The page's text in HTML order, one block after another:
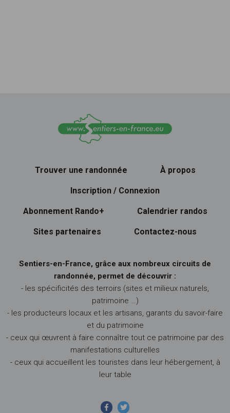
Trouver une randonnée À propos
Inscription / Connexion
Abonnement Rando+ Calendrier randos
Sites partenaires Contactez-nous
Sentiers-en-France, grâce aux nombreux circuits de
randonnée, permet de découvrir :
- les spécificités des terroirs (sites et milieux naturels,
patrimoine …)
- les producteurs locaux et les artisans, garants du savoir-faire
et du patrimoine
- ceux qui œuvrent à faire connaître tout ce patrimoine par des
manifestations culturelles
- ceux qui accueillent les touristes dans leur hébergement, à
leur table